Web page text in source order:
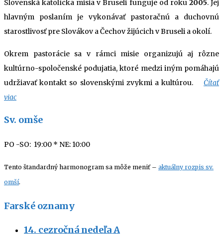
Slovenská katolícka misia v Bruseli funguje od roku 2005. Jej
hlavným poslaním je vykonávať pastoračnú a duchovnú
starostlivosť pre Slovákov a Čechov žijúcich v Bruseli a okolí.
Okrem pastorácie sa v rámci misie organizujú aj rôzne
kultúrno-spoločenské podujatia, ktoré medzi iným pomáhajú
udržiavať kontakt so slovenskými zvykmi a kultúrou. Čítať
viac
Sv. omše
PO -SO: 19:00 * NE: 10:00
Tento štandardný harmonogram sa môže meniť – aktuálny rozpis sv.
omší.
Farské oznamy
14. cezročná nedeľa A